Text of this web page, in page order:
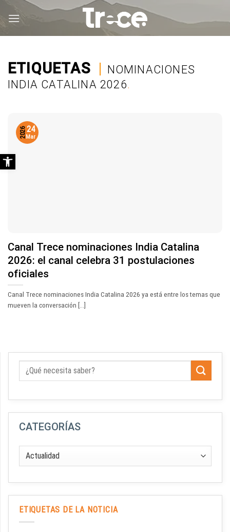
ETIQUETAS | NOMINACIONES
INDIA CATALINA 2026.
Canal Trece nominaciones India Catalina
2026: el canal celebra 31 postulaciones
oficiales
Canal Trece nominaciones India Catalina 2026 ya está entre los temas que
mueven la conversación [...]
24
Mar
2026
CATEGORÍAS
ETIQUETAS DE LA NOTICIA
Abrir barra de herramientas